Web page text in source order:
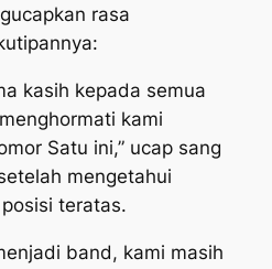
rasa
kasih kepada semua
kami
Satu ini,” ucap sang
mengetahui
teratas.
band, kami masih